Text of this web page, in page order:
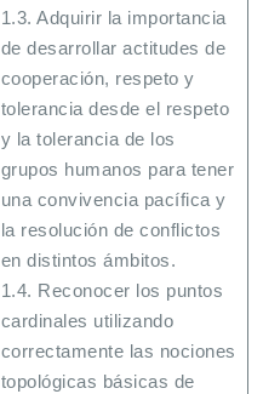
1.3. Adquirir la importancia
de desarrollar actitudes de
cooperación, respeto y
tolerancia desde el respeto
y la tolerancia de los
grupos humanos para tener
una convivencia pacífica y
la resolución de conflictos
en distintos ámbitos.
1.4. Reconocer los puntos
cardinales utilizando
correctamente las nociones
topológicas básicas de